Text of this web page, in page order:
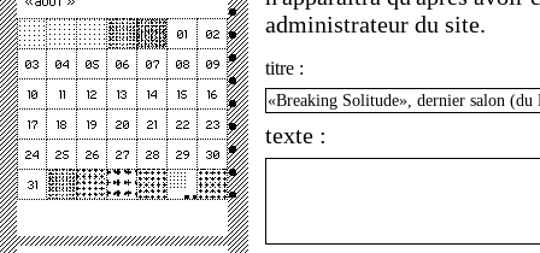
administrateur du site.
titre :
texte :